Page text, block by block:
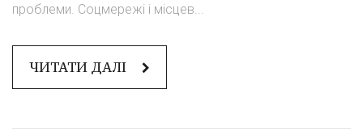
проблеми. Соцмережі і місцев...
ЧИТАТИ ДАЛІ